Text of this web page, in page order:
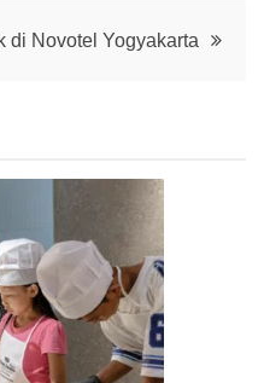
di Novotel Yogyakarta